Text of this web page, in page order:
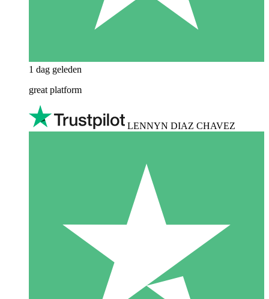
1 dag geleden
great platform
LENNYN DIAZ CHAVEZ